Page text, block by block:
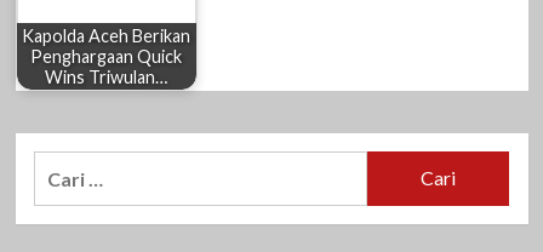
Kapolda Aceh Berikan
Penghargaan Quick
Wins Triwulan…